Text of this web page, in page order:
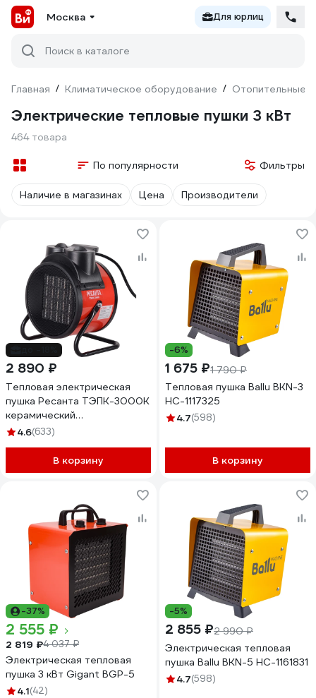
Москва Для юрлиц
Поиск в каталоге
Главная / Климатическое оборудование / Отопительные
Электрические тепловые пушки 3 кВт
464 товара
По популярности Фильтры
Наличие в магазинах Цена Производители
2 890 ₽
Тепловая электрическая
пушка Ресанта ТЭПК-3000K
керамический
нагревательный элемент,
4.6(633)
В корзину
-6%
1 675 ₽1 790 ₽
Тепловая пушка Ballu BKN-3
НС-1117325
4.7(598)
В корзину
-37%
2 555 ₽
2 819 ₽4 037 ₽
Электрическая тепловая
пушка 3 кВт Gigant BGP-5
4.1(42)
-5%
2 855 ₽2 990 ₽
Электрическая тепловая
пушка Ballu BKN-5 НС-1161831
4.7(598)